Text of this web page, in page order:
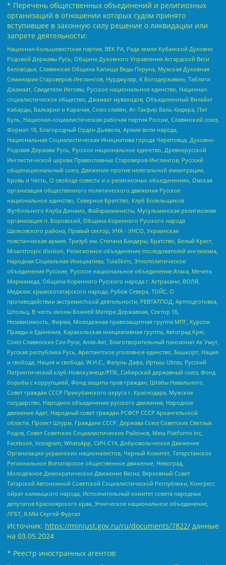
* Перечень общественных объединений и религиозных
организаций в отношении которых судом принято
вступившее в законную силу решение о ликвидации или
запрете деятельности:
Национал-большевистская партия, ВЕК РА, Рада земли Кубанской Духовно
Родовой Державы Русь, Община Духовного Управления Асгардской Веси
Беловодья, Славянская Община Капища Веды Перуна, Мужская Духовная
Семинария Староверов-Инглингов, Нурджулар, К Богодержавию, Таблиги
Джамаат, Свидетели Иеговы, Русское национальное единство, Национал-
социалистическое общество, Джамаат мувахидов, Объединенный Вилайат
Кабарды, Балкарии и Карачая, Союз славян, Ат-Такфир Валь-Хиджра, Пит
Буль, Национал-социалистическая рабочая партия России, Славянский союз,
Формат-18, Благородный Орден Дьявола, Армия воли народа,
Национальная Социалистическая Инициатива города Череповца, Духовно-
Родовая Держава Русь, Русское национальное единство, Древнерусской
Инглистической церкви Православных Староверов-Инглингов, Русский
общенациональный союз, Движение против нелегальной иммиграции,
Кровь и Честь, О свободе совести и о религиозных объединениях, Омская
организация общественного политического движения Русское
национальное единство, Северное Братство, Клуб Болельщиков
Футбольного Клуба Динамо, Файзрахманисты, Мусульманская религиозная
организация п. Боровский, Община Коренного Русского народа
Щелковского района, Правый сектор, УНА - УНСО, Украинская
повстанческая армия, Тризуб им. Степана Бандеры, Братство, Белый Крест,
Misanthropic division, Религиозное объединение последователей инглиизма,
Народная Социальная Инициатива, TulaSkins, Этнополитическое
объединение Русские, Русское национальное объединение Атака, Мечеть
Мирмамеда, Община Коренного Русского народа г. Астрахани, ВОЛЯ,
Меджлис крымскотатарского народа, Рубеж Севера, ТОЙС, О
противодействии экстремистской деятельности, РЕВТАТПОД, Артподготовка,
Штольц, В честь иконы Божией Матери Державная, Сектор 16,
Независимость, Фирма, Молодежная правозащитная группа МПГ, Курсом
Правды и Единения, Каракольская инициативная группа, Автоград Крю,
Союз Славянских Сил Руси, Алля-Аят, Благотворительный пансионат Ак Умут,
Русская республика Русь, Арестантское уголовное единство, Башкорт, Нация
и свобода, Нация и свобода, W.H.С., Фалунь Дафа, Иртыш Ultras, Русский
Патриотический клуб-Новокузнецк/РПК, Сибирский державный союз, Фонд
борьбы с коррупцией, Фонд защиты прав граждан, Штабы Навального,
Совет граждан СССР Прикубанского округа г. Краснодара, Мужское
государство, Народное объединение русского движения, Народное
движение Адат, Народный совет граждан РСФСР СССР Архангельской
области, Проект Штурм, Граждане СССР, Держава Союз Советских Светлых
Родов, Совет Советских Социалистических Районов, Meta Platforms Inc,
Facebook, Instagram, WhatsApp, СИЧ-С14, Добровольческое Движение
Организации украинских националистов, Черный Комитет, Татарстанское
Региональное Всетатарское общественное движение, Невоград,
Молодежное Демократическое Движение Весна, Верховный Совет
Татарской Автономной Советской Социалистической Республики, Конгресс
ойрат-калмыцкого народа, Исполнительный комитет совета народных
депутатов Красноярского края, Этническое национальное объединение,
ЛГБТ, Я.МЫ Сергей Фургал
Источник: https://minjust.gov.ru/ru/documents/7822/ данные
на 03.05.2024
* Реестр иностранных агентов: